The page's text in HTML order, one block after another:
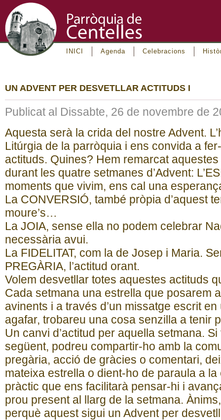
INICI Agenda Celebracions
UN ADVENT PER DESVETLLAR ACTITUDS I
Publicat al Dissabte, 26 de novembre de
Aquesta serà la crida del nostre Advent.
Litúrgia de la parròquia i ens convida a
actituds. Quines? Hem remarcat
durant les quatre setmanes d’Advent:
moments que vivim, ens cal una
La CONVERSIÓ, també pròpia d’aquest
moure’s…
La JOIA, sense ella no podem celebrar
necessària avui.
La FIDELITAT, com la de Josep i Maria.
PREGÀRIA, l’actitud orant.
Volem desvetllar totes aquestes actituds
Cada setmana una estrella que posarem
avinents i a través d’un missatge escrit
agafar, trobareu una cosa senzilla a tenir
Un canvi d’actitud per aquella setmana.
següent, podreu compartir-ho amb la
pregària, acció de gràcies o comentari,
mateixa estrella o dient-ho de paraula a
pràctic que ens facilitarà pensar-hi i
prou present al llarg de la setmana.
perquè aquest sigui un Advent per